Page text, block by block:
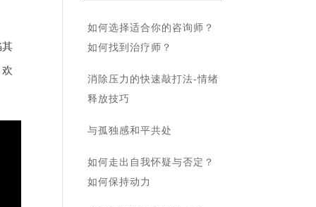
其
欢
如何选择适合你的咨询师？
如何找到治疗师？
消除压力的快速敲打法-情绪
释放技巧
与孤独感和平共处
如何走出自我怀疑与否定？
如何保持动力